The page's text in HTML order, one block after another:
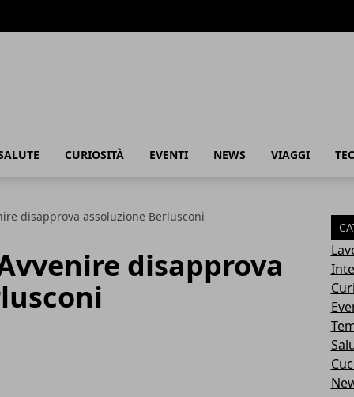
CURIOSITÀ EVENTI NEWS VIAGGI
disapprova assoluzione Berlusconi
disapprova